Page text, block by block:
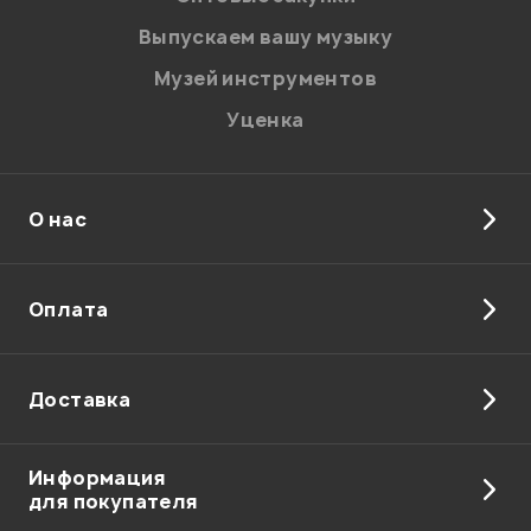
Натуральный
В корзину
Введите проверочное число:
Отправить
Выпускаем вашу музыку
Музей инструментов
Уценка
О нас
Оплата
Доставка
Информация
для покупателя